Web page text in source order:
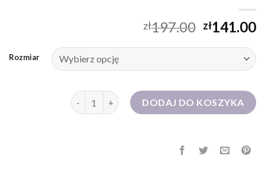
zł197.00 zł141.00
Rozmiar
ilość sukienka plazowaDODAJ DO KOSZYKA